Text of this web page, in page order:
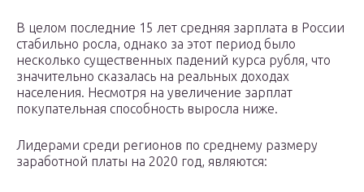
В целом последние 15 лет средняя зарплата в России
стабильно росла, однако за этот период было
несколько существенных падений курса рубля, что
значительно сказалась на реальных доходах
населения. Несмотря на увеличение зарплат
покупательная способность выросла ниже.
Лидерами среди регионов по среднему размеру
заработной платы на 2020 год, являются: